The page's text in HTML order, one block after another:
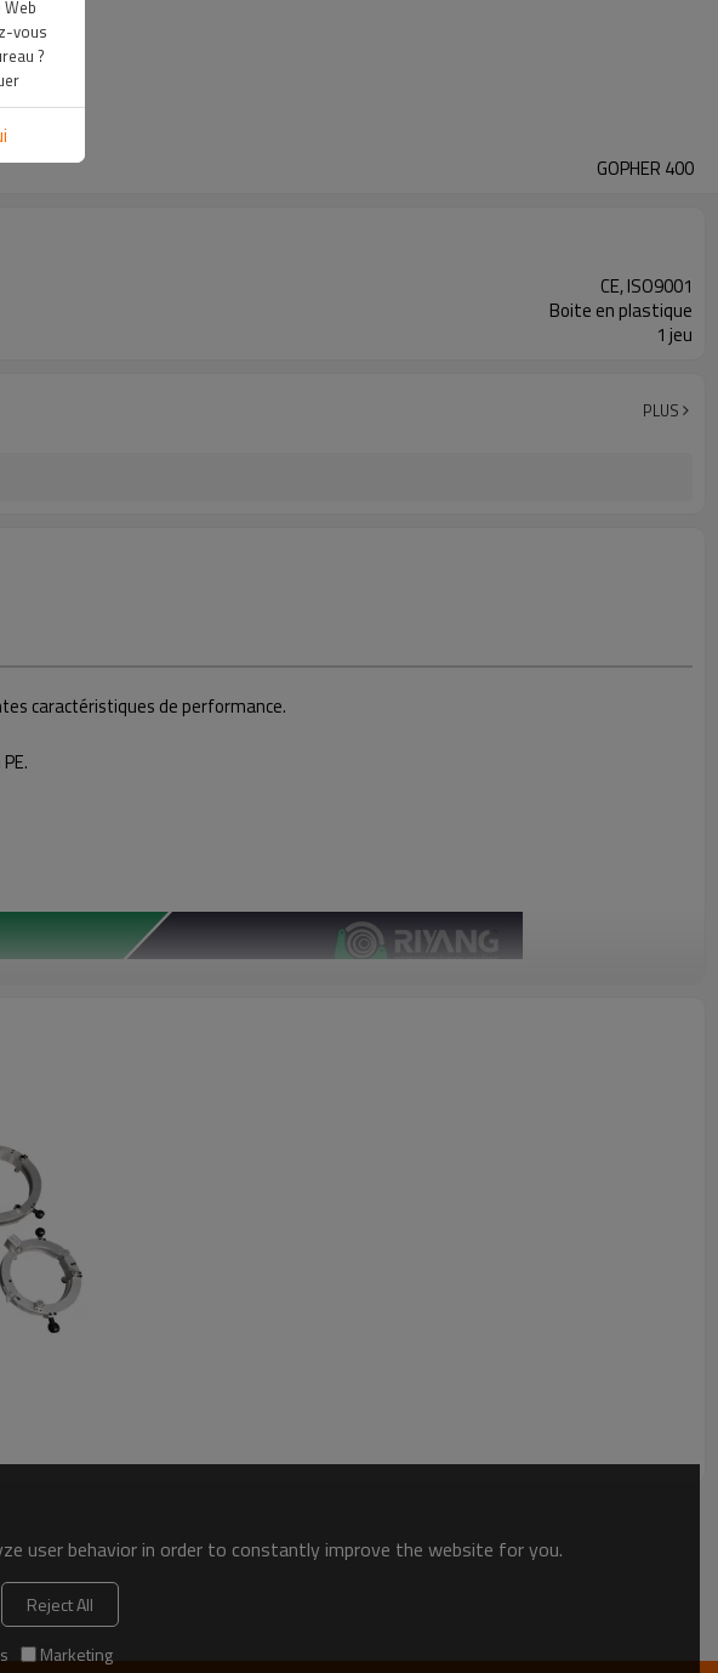
GOPHER 400
CE, ISO9001
Boite en plastique
1 jeu
PLUS
caractéristiques de performance.
de grattoir pour tuyaux OD 110mm - 400mm
de coupe contrôlée
user behavior in order to constantly improve the website for you.
Reject All
Marketing
vous
?